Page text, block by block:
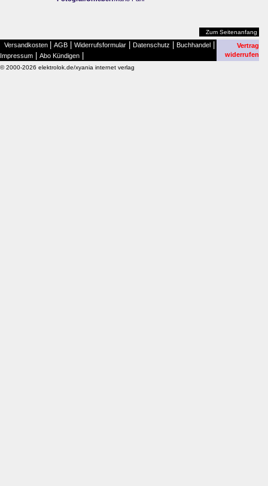
Zum Seitenanfang
Versandkosten AGB Widerrufsformular Datenschutz Buchhandel
Impressum Abo Kündigen
Vertrag
widerrufen
© 2000-2026 elektrolok.de/xyania internet verlag